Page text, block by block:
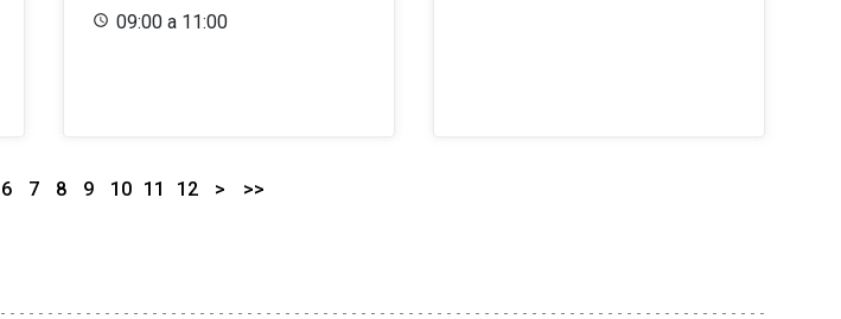
09:00 a 11:00
6 7 8 9 10 11 12 > >>